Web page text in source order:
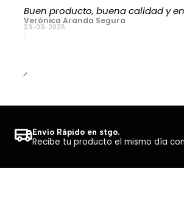
Buen producto, buena calidad y
Verónica Aranda Segura
23-03-2025
Envío Rápido en stgo.
Recibe tu producto el mismo día